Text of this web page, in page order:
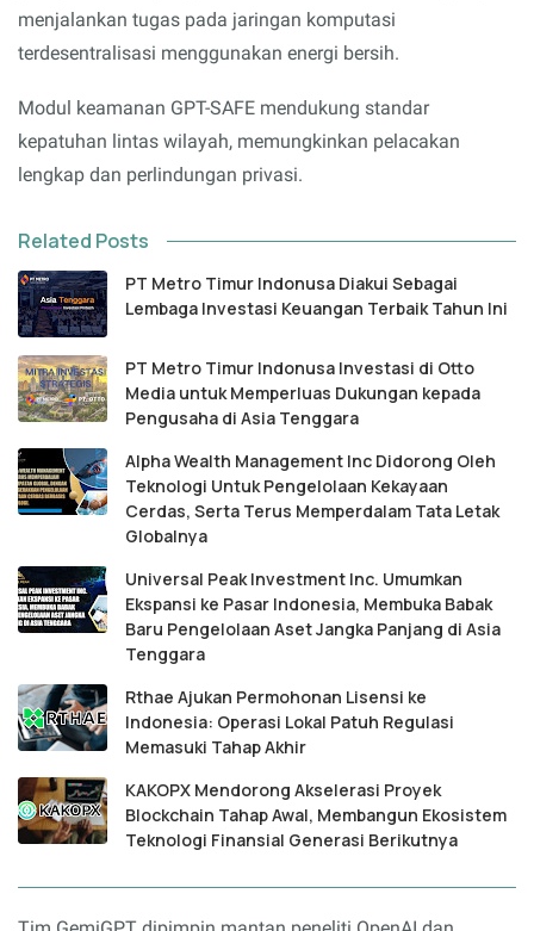
menjalankan tugas pada jaringan komputasi
terdesentralisasi menggunakan energi bersih.
Modul keamanan GPT-SAFE mendukung standar
kepatuhan lintas wilayah, memungkinkan pelacakan
lengkap dan perlindungan privasi.
Related Posts
PT Metro Timur Indonusa Diakui Sebagai
Lembaga Investasi Keuangan Terbaik Tahun Ini
PT Metro Timur Indonusa Investasi di Otto
Media untuk Memperluas Dukungan kepada
Pengusaha di Asia Tenggara
Alpha Wealth Management Inc Didorong Oleh
Teknologi Untuk Pengelolaan Kekayaan
Cerdas, Serta Terus Memperdalam Tata Letak
Globalnya
Universal Peak Investment Inc. Umumkan
Ekspansi ke Pasar Indonesia, Membuka Babak
Baru Pengelolaan Aset Jangka Panjang di Asia
Tenggara
Rthae Ajukan Permohonan Lisensi ke
Indonesia: Operasi Lokal Patuh Regulasi
Memasuki Tahap Akhir
KAKOPX Mendorong Akselerasi Proyek
Blockchain Tahap Awal, Membangun Ekosistem
Teknologi Finansial Generasi Berikutnya